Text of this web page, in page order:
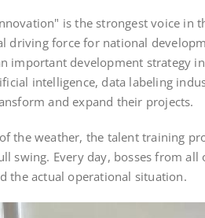
is the strongest voice in
driving force for national
important development strategy in
intelligence, data labeling
and expand their projects.
the weather, the talent training
swing. Every day, bosses from
the actual operational situation.